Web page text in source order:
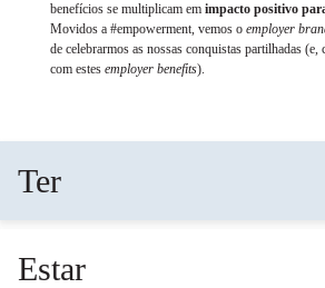
benefícios se multiplicam em impacto positivo
Movidos a #empowerment, vemos o employer
de celebrarmos as nossas conquistas partilhadas (e,
com estes employer benefits).
Ter
Estar